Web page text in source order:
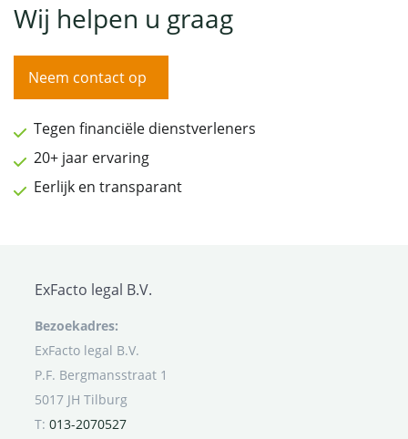
Wij helpen u graag
Neem contact op
Tegen financiële dienstverleners
20+ jaar ervaring
Eerlijk en transparant
ExFacto legal B.V.
Bezoekadres:
ExFacto legal B.V.
P.F. Bergmansstraat 1
5017 JH Tilburg
T: 013-2070527